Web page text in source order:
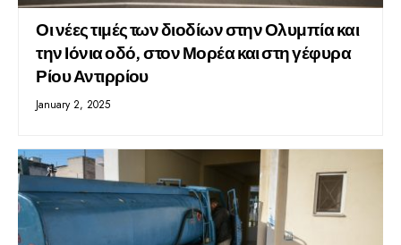
Οι νέες τιμές των διοδίων στην Ολυμπία και
την Ιόνια οδό, στον Μορέα και στη γέφυρα
Ρίου Αντιρρίου
January 2, 2025